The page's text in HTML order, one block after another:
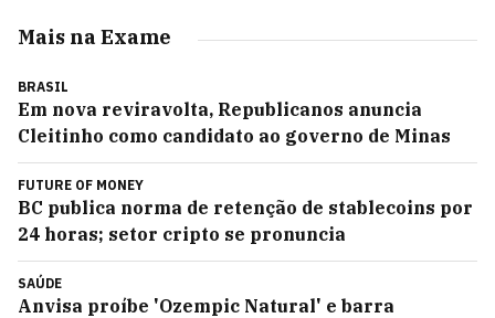
Mais na Exame
BRASIL
Em nova reviravolta, Republicanos anuncia
Cleitinho como candidato ao governo de Minas
FUTURE OF MONEY
BC publica norma de retenção de stablecoins por
24 horas; setor cripto se pronuncia
SAÚDE
Anvisa proíbe 'Ozempic Natural' e barra